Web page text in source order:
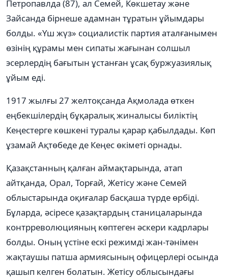
Петропавлда (87), ал Семей, Көкшетау және
Зайсанда бірнеше адамнан тұратын ұйымдары
болды. «Үш жүз» социалистік партия аталғанымен
өзінің құрамы мен сипаты жағынан солшыл
эсерлердің бағытын ұстанған ұсақ буржуазиялық
ұйым еді.
1917 жылғы 27 желтоқсанда Ақмолада өткен
еңбекшілердің бұқаралық жиналысы биліктің
Кеңестерге көшкені туралы қарар қабылдады. Көп
ұзамай Ақтөбеде де Кеңес өкіметі орнады.
Қазақстанның қалған аймақтарында, атап
айтқанда, Орал, Торғай, Жетісу және Семей
облыстарында оқиғалар басқаша түрде өрбіді.
Бұларда, әсіресе қазақтардың станицаларында
контрреволюцияның көптеген әскери кадрлары
болды. Оның үстіне ескі режимді жан-тәнімен
жақтаушы патша армиясының офицерлері осында
қашып келген болатын. Жетісу облысындағы